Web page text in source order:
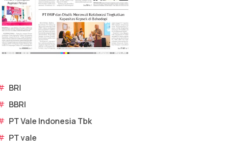
BRI
BBRI
PT Vale Indonesia Tbk
PT vale